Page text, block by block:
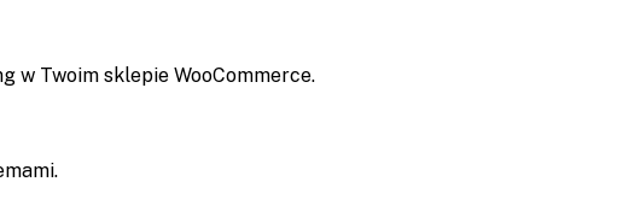
w Twoim sklepie WooCommerce.